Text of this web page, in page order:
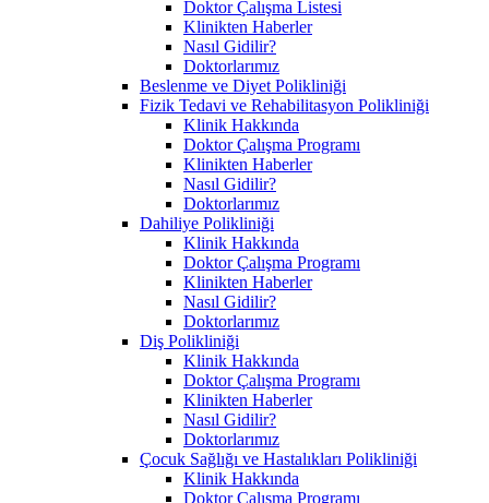
Doktor Çalışma Listesi
Klinikten Haberler
Nasıl Gidilir?
Doktorlarımız
Beslenme ve Diyet Polikliniği
Fizik Tedavi ve Rehabilitasyon Polikliniği
Klinik Hakkında
Doktor Çalışma Programı
Klinikten Haberler
Nasıl Gidilir?
Doktorlarımız
Dahiliye Polikliniği
Klinik Hakkında
Doktor Çalışma Programı
Klinikten Haberler
Nasıl Gidilir?
Doktorlarımız
Diş Polikliniği
Klinik Hakkında
Doktor Çalışma Programı
Klinikten Haberler
Nasıl Gidilir?
Doktorlarımız
Çocuk Sağlığı ve Hastalıkları Polikliniği
Klinik Hakkında
Doktor Çalışma Programı